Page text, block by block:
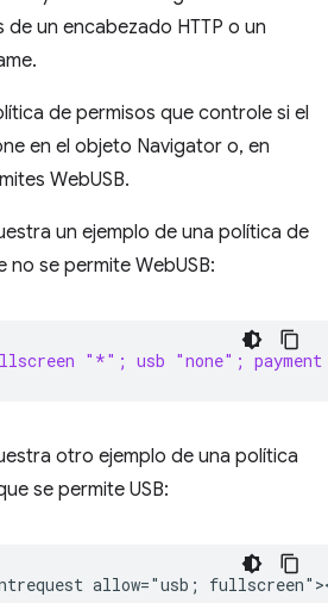
un encabezado HTTP o un
de permisos que controle si el
en el objeto Navigator o, en
WebUSB.
un ejemplo de una política de
no se permite WebUSB:
"*"; usb "none"; payment
otro ejemplo de una política
se permite USB: